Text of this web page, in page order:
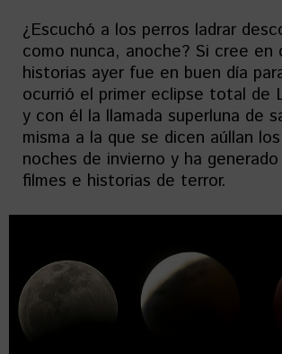
¿Escuchó a los perros ladrar
como nunca, anoche? Si cree en
historias ayer fue en buen día
ocurrió el primer eclipse total de
y con él la llamada superluna de
misma a la que se dicen aúllan
noches de invierno y ha
filmes e historias de terror.